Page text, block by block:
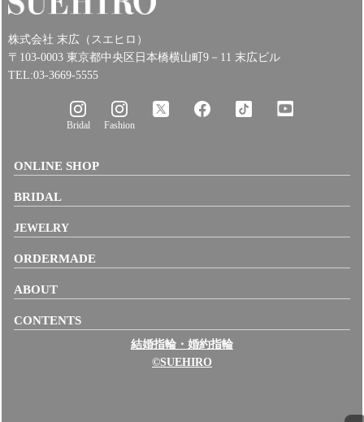
株式会社 末広（スエヒロ）
〒103-0003 東京都中央区日本橋横山町9－11 末広ビル
TEL:03-3669-5555
Bridal Fashion
ONLINE SHOP
BRIDAL
JEWELRY
ORDERMADE
ABOUT
CONTENTS
結婚指輪・婚約指輪
©SUEHIRO